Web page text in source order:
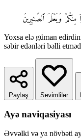
مِنكُمْ وَيَعْلَمَ ٱلصَّـٰبِرِينَ
Yoxsa elə güman
səbir edənləri bəlli
Paylaş Sevimlilər
Ayə naviqasiyası
Əvvəlki və ya növbəti